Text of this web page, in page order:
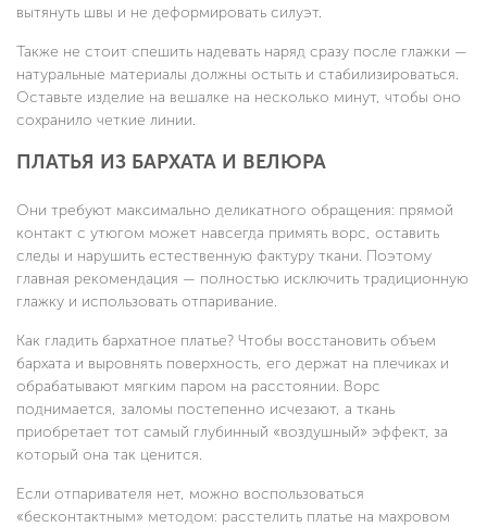
вытянуть швы и не деформировать силуэт.
Также не стоит спешить надевать наряд сразу после глажки —
натуральные материалы должны остыть и стабилизироваться.
Оставьте изделие на вешалке на несколько минут, чтобы оно
сохранило четкие линии.
ПЛАТЬЯ ИЗ БАРХАТА И ВЕЛЮРА
Они требуют максимально деликатного обращения: прямой
контакт с утюгом может навсегда примять ворс, оставить
следы и нарушить естественную фактуру ткани. Поэтому
главная рекомендация — полностью исключить традиционную
глажку и использовать отпаривание.
Как гладить бархатное платье? Чтобы восстановить объем
бархата и выровнять поверхность, его держат на плечиках и
обрабатывают мягким паром на расстоянии. Ворс
поднимается, заломы постепенно исчезают, а ткань
приобретает тот самый глубинный «воздушный» эффект, за
который она так ценится.
Если отпаривателя нет, можно воспользоваться
«бесконтактным» методом: расстелить платье на махровом